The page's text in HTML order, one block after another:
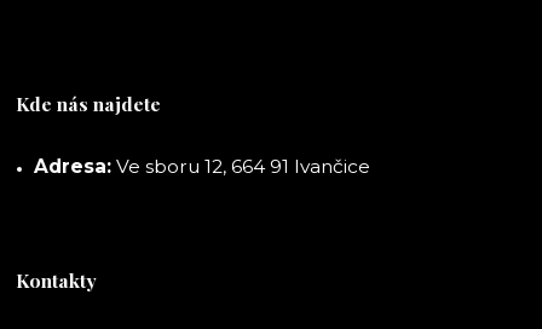
Kde nás najdete
Adresa: Ve sboru 12, 664 91 Ivančice
Kontakty